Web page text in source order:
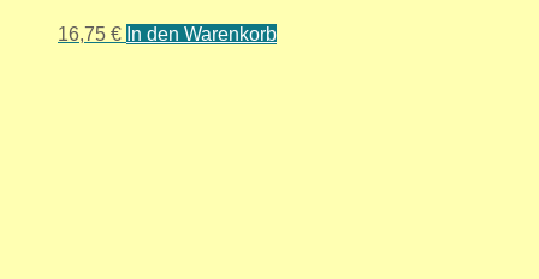
16,75 € In den Warenkorb